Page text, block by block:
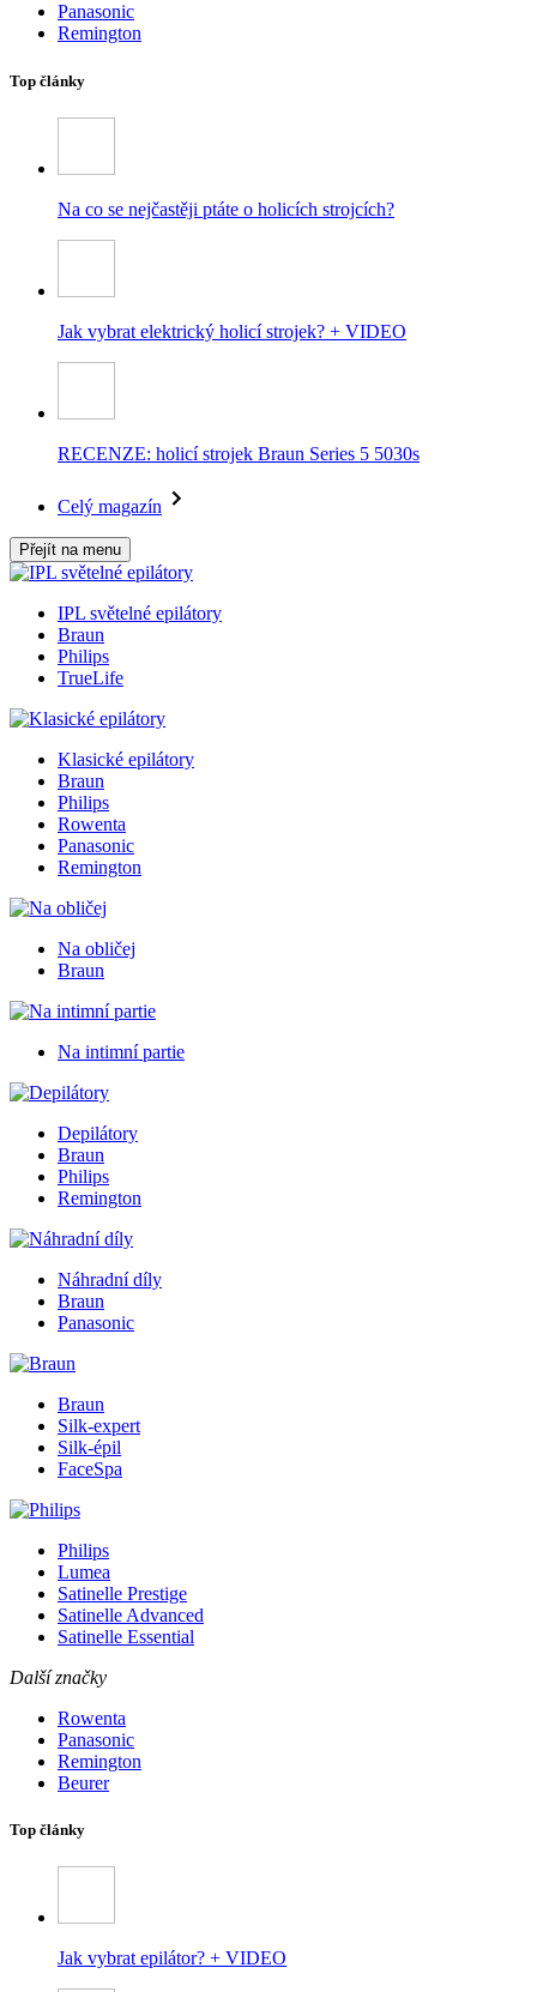
Panasonic
Remington
Top články
Na co se nejčastěji ptáte o holicích strojcích?
Jak vybrat elektrický holicí strojek? + VIDEO
RECENZE: holicí strojek Braun Series 5 5030s
Celý magazín
Přejít na menu
IPL světelné epilátory
Braun
Philips
TrueLife
Klasické epilátory
Braun
Philips
Rowenta
Panasonic
Remington
Na obličej
Braun
Na intimní partie
Depilátory
Braun
Philips
Remington
Náhradní díly
Braun
Panasonic
Braun
Silk-expert
Silk-épil
FaceSpa
Philips
Lumea
Satinelle Prestige
Satinelle Advanced
Satinelle Essential
Další značky
Rowenta
Panasonic
Remington
Beurer
Top články
Jak vybrat epilátor? + VIDEO